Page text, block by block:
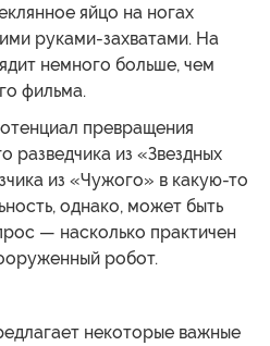
яйцо на ногах
руками-захватами. На
немного больше, чем
фильма.
превращения
разведчика из «Звездных
из «Чужого» в какую-то
однако, может быть
— насколько практичен
робот.
некоторые важные